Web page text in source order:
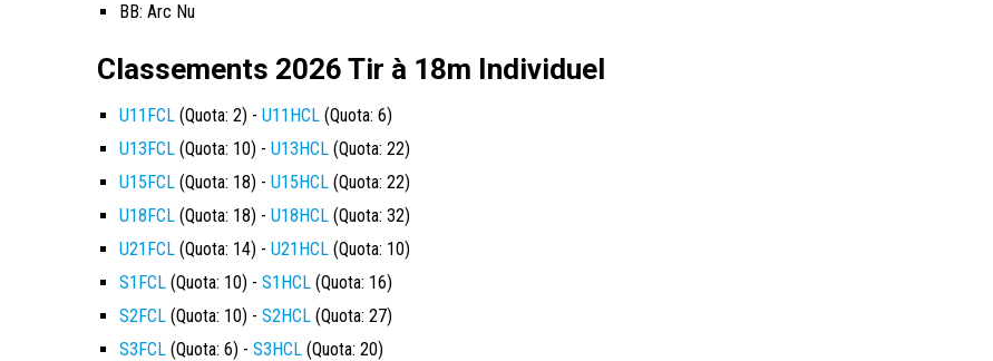
BB: Arc Nu
Classements 2026 Tir à 18m Individuel
U11FCL (Quota: 2) - U11HCL (Quota: 6)
U13FCL (Quota: 10) - U13HCL (Quota: 22)
U15FCL (Quota: 18) - U15HCL (Quota: 22)
U18FCL (Quota: 18) - U18HCL (Quota: 32)
U21FCL (Quota: 14) - U21HCL (Quota: 10)
S1FCL (Quota: 10) - S1HCL (Quota: 16)
S2FCL (Quota: 10) - S2HCL (Quota: 27)
S3FCL (Quota: 6) - S3HCL (Quota: 20)